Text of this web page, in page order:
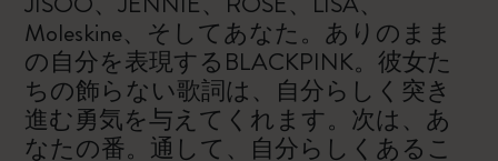
Moleskine、そしてあなた。ありのまま
の自分を表現するBLACKPINK。彼女た
ちの飾らない歌詞は、自分らしく突き
進む勇気を与えてくれます。次は、あ
なたの番。通して、自分らしくあるこ